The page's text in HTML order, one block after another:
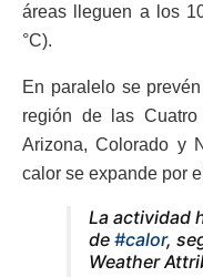
áreas lleguen a los
°C).
En paralelo se
región de las Cuatro
Arizona, Colorado y
calor se expande por
La actividad
de #calor,
Weather